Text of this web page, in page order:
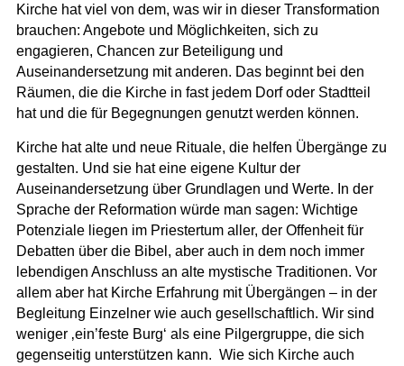
Kirche hat viel von dem, was wir in dieser Transformation
brauchen: Angebote und Möglichkeiten, sich zu
engagieren, Chancen zur Beteiligung und
Auseinandersetzung mit anderen. Das beginnt bei den
Räumen, die die Kirche in fast jedem Dorf oder Stadtteil
hat und die für Begegnungen genutzt werden können.
Kirche hat alte und neue Rituale, die helfen Übergänge zu
gestalten. Und sie hat eine eigene Kultur der
Auseinandersetzung über Grundlagen und Werte. In der
Sprache der Reformation würde man sagen: Wichtige
Potenziale liegen im Priestertum aller, der Offenheit für
Debatten über die Bibel, aber auch in dem noch immer
lebendigen Anschluss an alte mystische Traditionen. Vor
allem aber hat Kirche Erfahrung mit Übergängen – in der
Begleitung Einzelner wie auch gesellschaftlich. Wir sind
weniger ‚ein’feste Burg‘ als eine Pilgergruppe, die sich
gegenseitig unterstützen kann. Wie sich Kirche auch